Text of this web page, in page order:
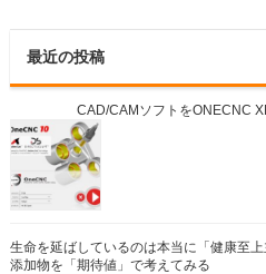
最近の投稿
CAD/CAMソフトをONECNC
生命を延ばしているのは本当に「健康至
添加物を「期待値」で考えてみる